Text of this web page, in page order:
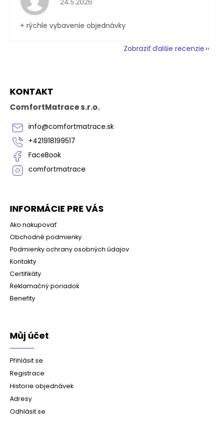
+ rýchle vybavenie objednávky
Zobraziť ďalšie recenzie
KONTAKT
ComfortMatrace s.r.o.
info@comfortmatrace.sk
+421918199517
FaceBook
comfortmatrace
INFORMÁCIE PRE VÁS
Ako nakupovať
Obchodné podmienky
Podmienky ochrany osobných údajov
Kontakty
Certifikáty
Reklamačný poriadok
Benefity
Můj účet
Přihlásit se
Registrace
Historie objednávek
Adresy
Odhlásit se